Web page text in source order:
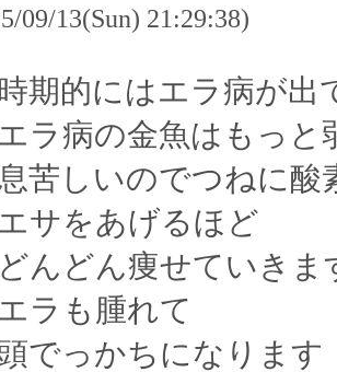
09/13(Sun) 21:29:38)
期的にはエラ病が出
エラ病の金魚はもっと
苦しいのでつねに酸
エサをあげるほど
どんどん痩せていきま
エラも腫れて
でっかちになります